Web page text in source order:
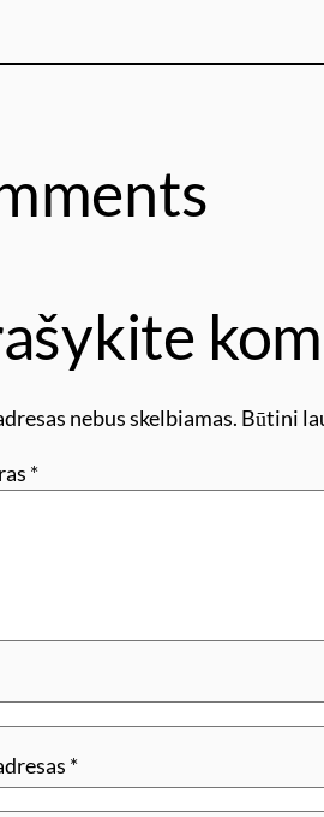
nebus skelbiamas. Būtini
*
*